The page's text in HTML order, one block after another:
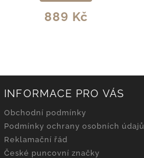
889 Kč
INFORMACE PRO VÁS
Obchodní podmínky
Podmínky ochrany osobních údajů
Reklamační řád
České puncovní značky